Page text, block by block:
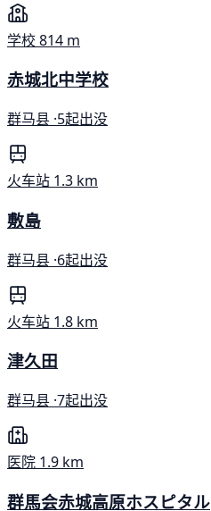
学校814 m
赤城北中学校
群马县 ·5起出没
火车站 1.3 km
敷島
群马县 ·6起出没
火车站 1.8 km
津久田
群马县 ·7起出没
医院 1.9 km
群馬会赤城高原ホスピタル